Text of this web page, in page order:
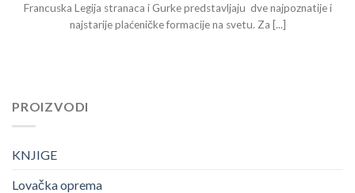
Francuska Legija stranaca i Gurke predstavljaju dve najpoznatije i
najstarije plaćeničke formacije na svetu. Za [...]
PROIZVODI
KNJIGE
Lovačka oprema